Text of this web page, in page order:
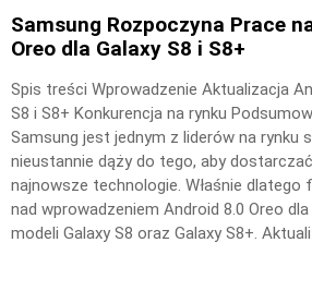
Samsung Rozpoczyna Prace
Oreo dla Galaxy S8 i S8+
Spis treści Wprowadzenie Aktualizacja
S8 i S8+ Konkurencja na rynku
Samsung jest jednym z liderów na rynku
nieustannie dąży do tego, aby
najnowsze technologie. Właśnie dlatego
nad wprowadzeniem Android 8.0 Oreo
modeli Galaxy S8 oraz Galaxy S8+.